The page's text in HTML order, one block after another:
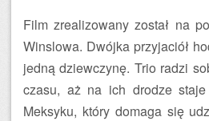
Film zrealizowany został na
Winslowa. Dwójka przyjaciół
jedną dziewczynę. Trio radzi
czasu, aż na ich drodze
Meksyku, który domaga się